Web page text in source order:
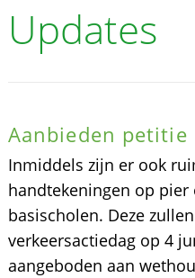
Updates
Aanbieden petitie
Inmiddels zijn er ook
handtekeningen op
basischolen. Deze
verkeersactiedag op 4
aangeboden aan